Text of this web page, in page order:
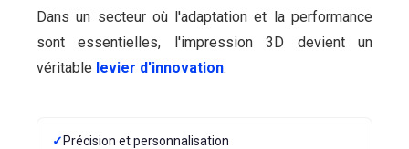
Dans un secteur où l'adaptation et la performance
sont essentielles, l'impression 3D devient un
véritable levier d'innovation.
✓ Précision et personnalisation